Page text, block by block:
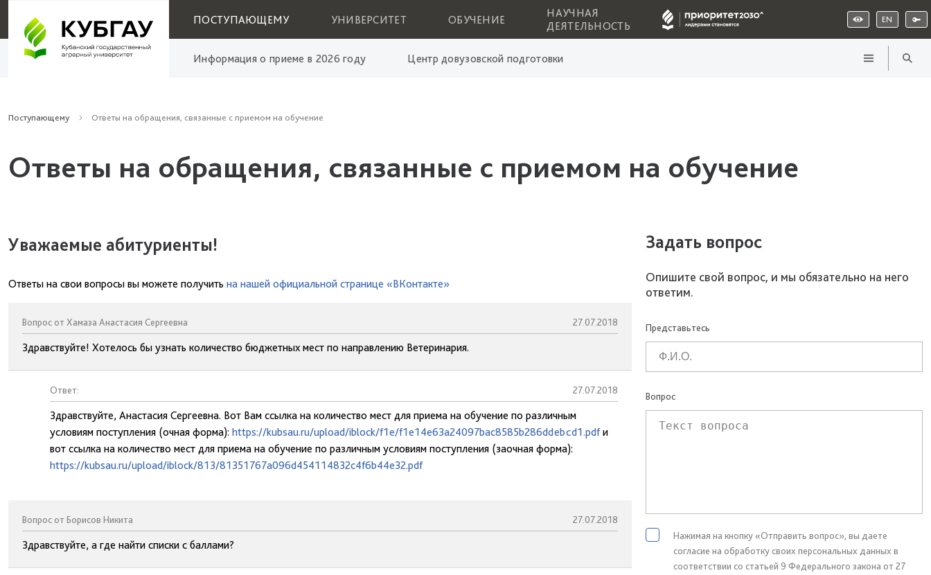
ПОСТУПАЮЩЕМУ УНИВЕРСИТЕТ ОБУЧЕНИЕ
НАУЧНАЯ
ДЕЯТЕЛЬНОСТЬ
EN
Информация о приеме в 2026 году Центр довузовской подготовки
Поступающему Ответы на обращения, связанные с приемом на обучение
Ответы на обращения, связанные с приемом на обучение
Уважаемые абитуриенты!
Ответы на свои вопросы вы можете получить на нашей официальной странице «ВКонтакте»
Вопрос от Хамаза Анастасия Сергеевна 27.07.2018
Здравствуйте! Хотелось бы узнать количество бюджетных мест по направлению Ветеринария.
Ответ: 27.07.2018
Здравствуйте, Анастасия Сергеевна. Вот Вам ссылка на количество мест для приема на обучение по различным
условиям поступления (очная форма): https://kubsau.ru/upload/iblock/f1e/f1e14e63a24097bac8585b286ddebcd1.pdfи
вот ссылка на количество мест для приема на обучение по различным условиям поступления (заочная форма):
https://kubsau.ru/upload/iblock/813/81351767a096d454114832c4f6b44e32.pdf
Вопрос от Борисов Никита 27.07.2018
Здравствуйте, а где найти списки с баллами?
Задать вопрос
Опишите свой вопрос, и мы обязательно на него
ответим.
Представьтесь
Вопрос
Нажимая на кнопку «Отправить вопрос», вы даете
согласие на обработку своих персональных данных в
соответствии со статьей 9 Федерального закона от 27